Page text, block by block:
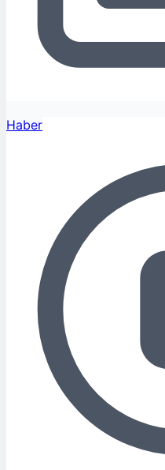
Haber